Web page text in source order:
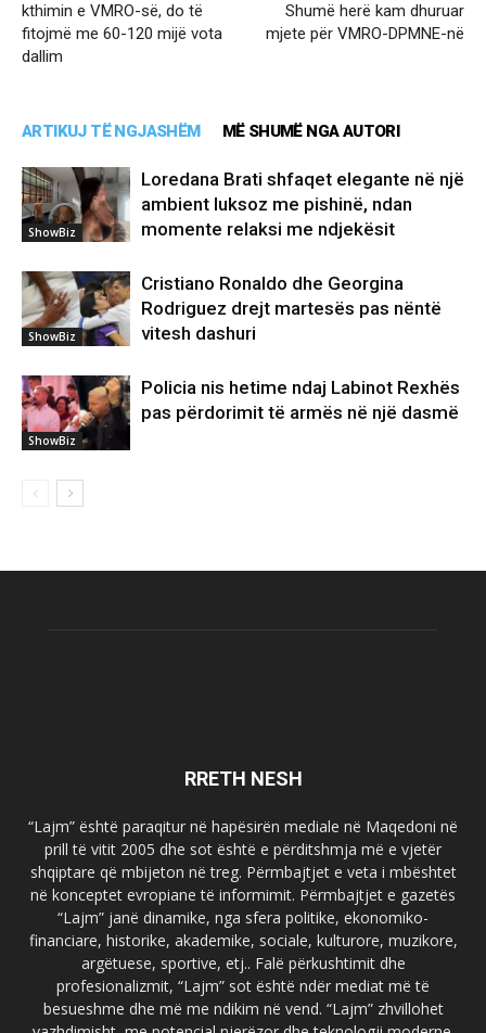
kthimin e VMRO-së, do të
fitojmë me 60-120 mijë vota
dallim
Shumë herë kam dhuruar
mjete për VMRO-DPMNE-në
ARTIKUJ TË NGJASHËM MË SHUMË NGA AUTORI
ShowBiz
Loredana Brati shfaqet elegante në një
ambient luksoz me pishinë, ndan
momente relaksi me ndjekësit
ShowBiz
Cristiano Ronaldo dhe Georgina
Rodriguez drejt martesës pas nëntë
vitesh dashuri
ShowBiz
Policia nis hetime ndaj Labinot Rexhës
pas përdorimit të armës në një dasmë
RRETH NESH
“Lajm” është paraqitur në hapësirën mediale në Maqedoni në
prill të vitit 2005 dhe sot është e përditshmja më e vjetër
shqiptare që mbijeton në treg. Përmbajtjet e veta i mbështet
në konceptet evropiane të informimit. Përmbajtjet e gazetës
“Lajm” janë dinamike, nga sfera politike, ekonomiko-
financiare, historike, akademike, sociale, kulturore, muzikore,
argëtuese, sportive, etj.. Falë përkushtimit dhe
profesionalizmit, “Lajm” sot është ndër mediat më të
besueshme dhe më me ndikim në vend. “Lajm” zhvillohet